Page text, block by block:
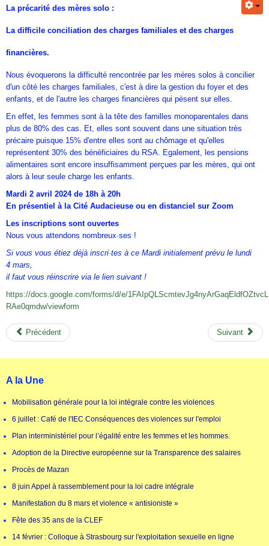
La précarité des mères solo :
La difficile conciliation des charges familiales et des charges
financières.
Nous évoquerons la difficulté rencontrée par les mères solos à concilier
d'un côté les charges familiales, c'est à dire la gestion du foyer et des
enfants, et de l'autre les charges financières qui pèsent sur elles.
En effet, les femmes sont à la tête des familles monoparentales dans
plus de 80% des cas. Et, elles sont souvent dans une situation très
précaire puisque 15% d'entre elles sont au chômage et qu'elles
représentent 30% des bénéficiaires du RSA. Egalement, les pensions
alimentaires sont encore insuffisamment perçues par les mères, qui ont
alors à leur seule charge les enfants.
Mardi 2 avril 2024 de 18h à 20h
En présentiel à la Cité Audacieuse ou en distanciel sur Zoom
Les inscriptions sont ouvertes
Nous vous attendons nombreux·ses !
Si vous vous étiez déjà inscri·tes à ce Mardi initialement prévu le lundi
4 mars,
il faut vous réinscrire via le lien suivant !
https://docs.google.com/forms/d/e/
RAe0qmdw/viewform
Précédent Suivant
A la Une
Mobilisation générale pour la loi intégrale contre les violences
6 juillet : Café de l'IEC Conséquences des violences sur l'emploi
Plan interministériel pour l’égalité entre les femmes et les hommes.
Adoption de la Directive européenne sur la Transparence des salaires
Procès de Mazan
8 juin Appel à rassemblement pour la loi cadre intégrale
Manifestation du 8 mars et violence « antisioniste »
Fête des 35 ans de la CLEF
14 février : Colloque à Strasbourg sur l'exploitation sexuelle en ligne